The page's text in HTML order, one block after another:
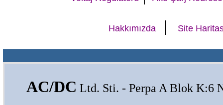
Hakkımızda | Site
AC/DC Ltd. Sti. - Perpa A Blok K:6